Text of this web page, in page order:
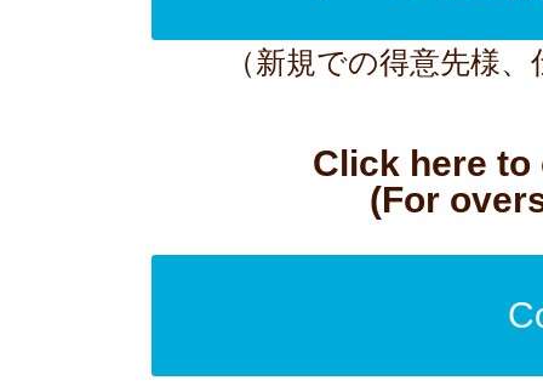
（新規での得意先様
Click here
(For